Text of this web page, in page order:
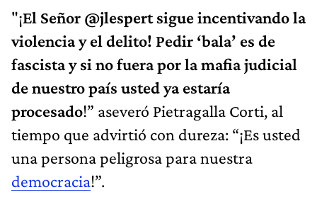
"¡El Señor @jlespert sigue incentivando la
violencia y el delito! Pedir ‘bala’ es de
fascista y si no fuera por la mafia judicial
de nuestro país usted ya estaría
procesado!” aseveró Pietragalla Corti, al
tiempo que advirtió con dureza: “¡Es usted
una persona peligrosa para nuestra
democracia!”.